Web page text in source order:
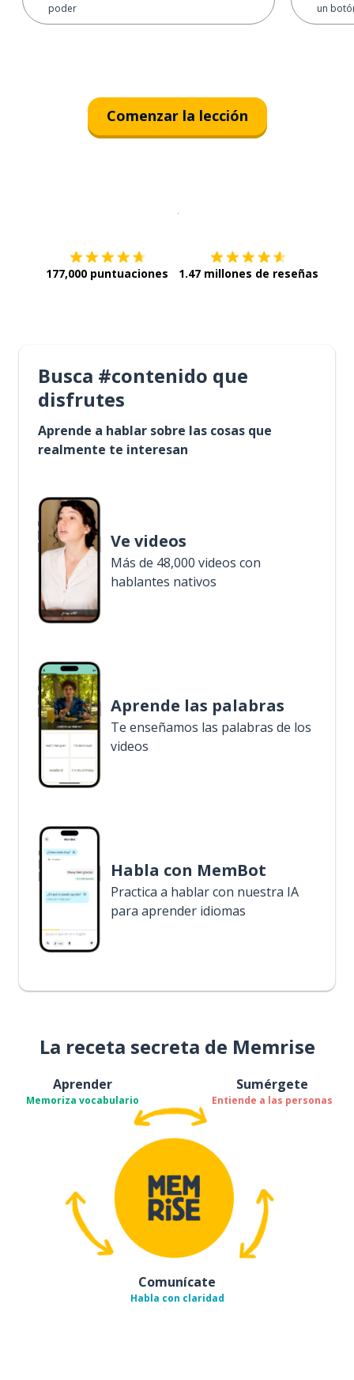
poder un
Comenzar la lección
177,000 puntuaciones 1.47 millones de reseñas
Busca #contenido que
disfrutes
Aprende a hablar sobre las cosas que
realmente te interesan
Ve videos
Más de 48,000 videos con
hablantes nativos
Aprende las palabras
Te enseñamos las palabras de los
videos
Habla con MemBot
Practica a hablar con nuestra IA
para aprender idiomas
La receta secreta de Memrise
Aprender
Memoriza vocabulario
Sumérgete
Entiende a las personas
Comunícate
Habla con claridad